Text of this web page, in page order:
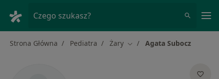
Czego szukasz?
Strona Główna Pediatra Żary Zmień miasto
Agata Subocz